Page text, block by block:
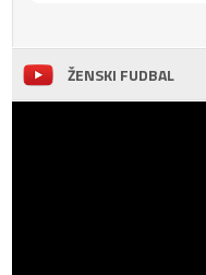
ŽENSKI FUDBAL